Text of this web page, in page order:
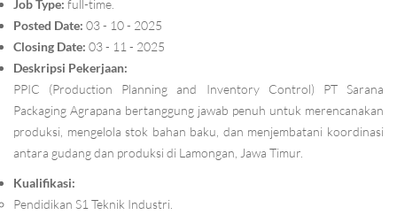
Job Type: full-time.
Posted Date: 03 - 10 - 2025
Closing Date: 03 - 11 - 2025
Deskripsi Pekerjaan:
PPIC (Production Planning and Inventory Control) PT Sarana
Packaging Agrapana bertanggung jawab penuh untuk merencanakan
produksi, mengelola stok bahan baku, dan menjembatani koordinasi
antara gudang dan produksi di Lamongan, Jawa Timur.
Kualifikasi:
Pendidikan S1 Teknik Industri.